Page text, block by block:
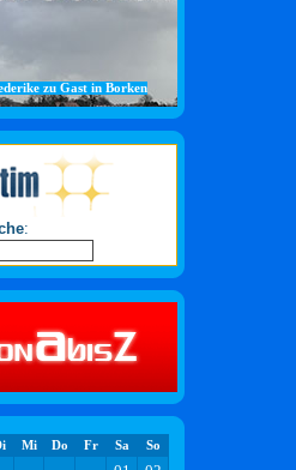
zu Gast in Borken
:
Mi Do Fr Sa So